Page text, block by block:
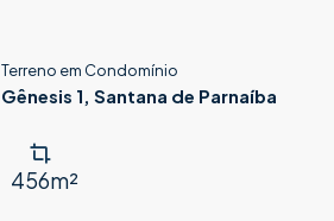
Terreno em Condomínio
Gênesis 1, Santana de Parnaíba
456m²